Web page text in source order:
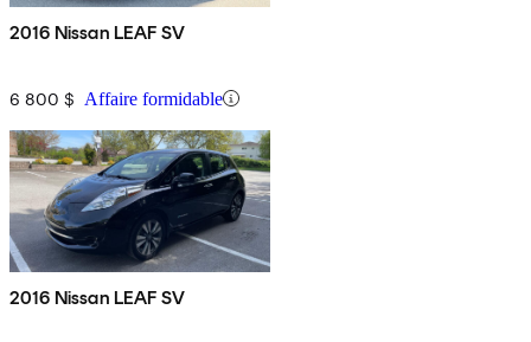
2016 Nissan LEAF SV
6 800 $ Affaire formidable
2016 Nissan LEAF SV